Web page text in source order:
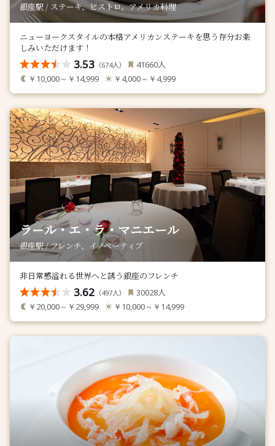
銀座駅 / ステーキ、ビストロ、アメリカ料理
ニューヨークスタイルの本格アメリカンステーキを思う存分お楽
しみいただけます！
3.53 （674人） 41660人
￥10,000～￥14,999 ￥4,000～￥4,999
ラール・エ・ラ・マニエール
銀座駅 / フレンチ、イノベーティブ
非日常感溢れる世界へと誘う銀座のフレンチ
3.62 （497人） 30028人
￥20,000～￥29,999 ￥10,000～￥14,999